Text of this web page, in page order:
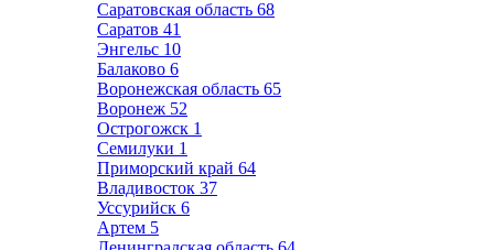
Саратовская область 68
Саратов 41
Энгельс 10
Балаково 6
Воронежская область 65
Воронеж 52
Острогожск 1
Семилуки 1
Приморский край 64
Владивосток 37
Уссурийск 6
Артем 5